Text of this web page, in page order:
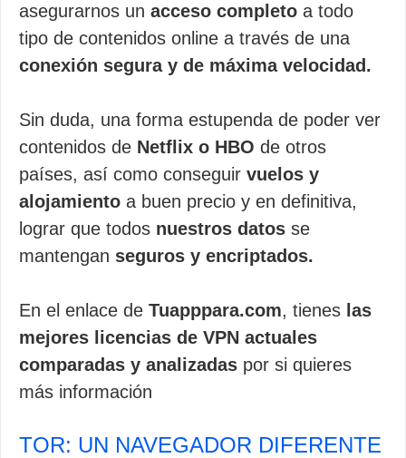
asegurarnos un acceso completo a todo
tipo de contenidos online a través de una
conexión segura y de máxima velocidad.
Sin duda, una forma estupenda de poder ver
contenidos de Netflix o HBO de otros
países, así como conseguir vuelos y
alojamiento a buen precio y en definitiva,
lograr que todos nuestros datos se
mantengan seguros y encriptados.
En el enlace de Tuapppara.com, tienes las
mejores licencias de VPN actuales
comparadas y analizadas por si quieres
más información
TOR: UN NAVEGADOR DIFERENTE